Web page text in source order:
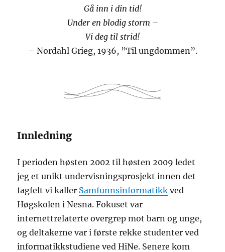
Gå inn i din tid!
Under en blodig storm –
Vi deg til strid!
– Nordahl Grieg, 1936, ”Til ungdommen”.
Innledning
I perioden høsten 2002 til høsten 2009 ledet
jeg et unikt undervisningsprosjekt innen det
fagfelt vi kaller Samfunnsinformatikk ved
Høgskolen i Nesna. Fokuset var
internettrelaterte overgrep mot barn og unge,
og deltakerne var i første rekke studenter ved
informatikkstudiene ved HiNe. Senere kom